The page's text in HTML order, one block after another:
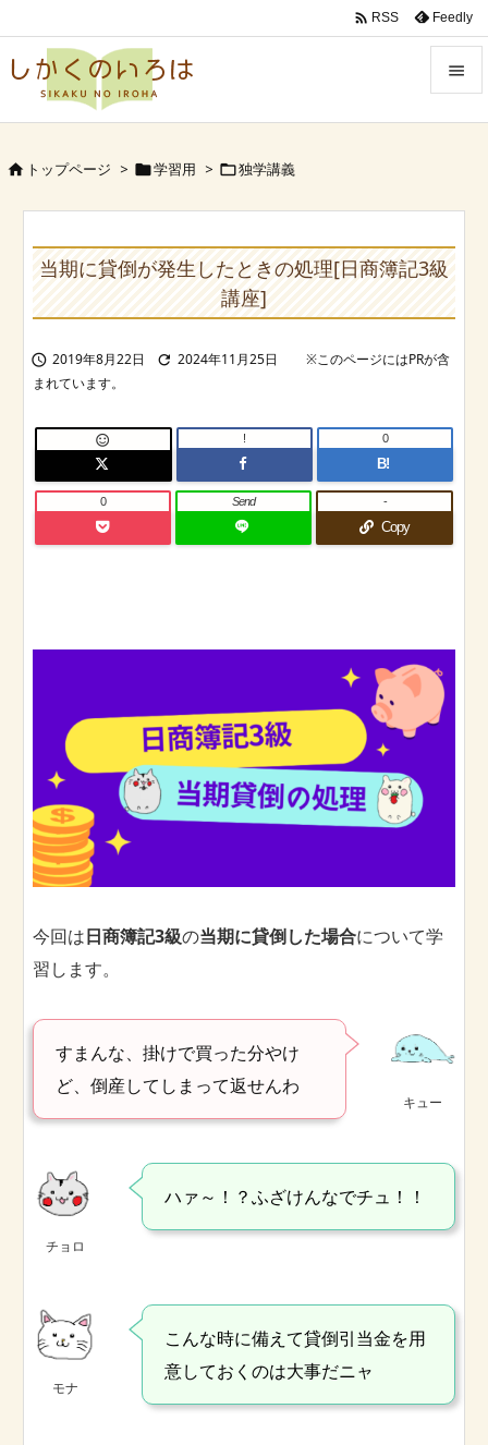


Prev

Search
 RSS Feedly
 トップページ > 学習用 > 独学講義
当期に貸倒が発生したときの処理[日商簿記3級
講座]
 2019年8月22日  2024年11月25日
 !
B!
0
0 Send
Copy
-
今回は日商簿記3級の当期に貸倒した場合について学
習します。
キュー
すまんな、掛けで買った分やけ
ど、倒産してしまって返せんわ
チョロ
ハァ～！？ふざけんなでチュ！！
モナ
こんな時に備えて貸倒引当金を用
意しておくのは大事だニャ